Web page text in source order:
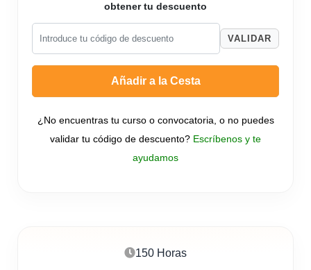
150 Horas
obtener tu descuento
VALIDAR
Añadir a la Cesta
¿No encuentras tu curso o convocatoria, o no puedes
validar tu código de descuento? Escríbenos y te
ayudamos